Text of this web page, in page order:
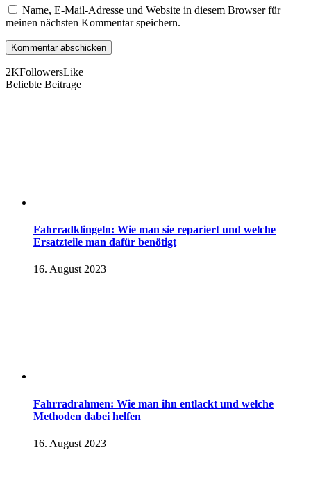
Name, E-Mail-Adresse und Website in diesem Browser für
meinen nächsten Kommentar speichern.
2KFollowersLike
Beliebte Beitrage
Fahrradklingeln: Wie man sie repariert und welche
Ersatzteile man dafür benötigt
16. August 2023
Fahrradrahmen: Wie man ihn entlackt und welche
Methoden dabei helfen
16. August 2023